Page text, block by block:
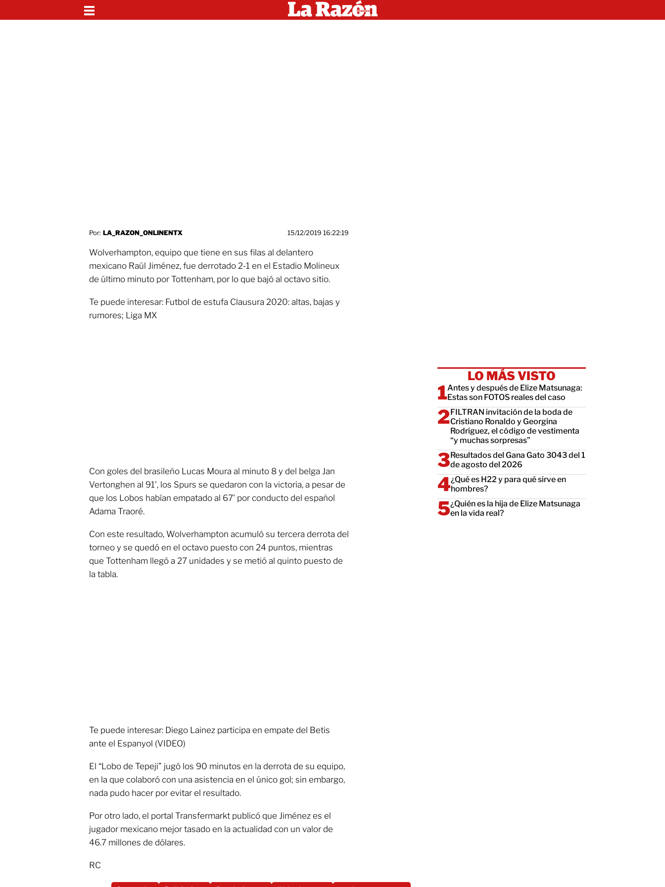
Por: LA_RAZON_ONLINENTX 15/12/2019 16:22:19
Wolverhampton, equipo que tiene en sus filas al delantero
mexicano Raúl Jiménez, fue derrotado 2-1 en el Estadio Molineux
de último minuto por Tottenham, por lo que bajó al octavo sitio.
Te puede interesar: Futbol de estufa Clausura 2020: altas, bajas y
rumores; Liga MX
Con goles del brasileño Lucas Moura al minuto 8 y del belga Jan
Vertonghen al 91', los Spurs se quedaron con la victoria, a pesar de
que los Lobos habían empatado al 67' por conducto del español
Adama Traoré.
Con este resultado, Wolverhampton acumuló su tercera derrota del
torneo y se quedó en el octavo puesto con 24 puntos, mientras
que Tottenham llegó a 27 unidades y se metió al quinto puesto de
la tabla.
Te puede interesar: Diego Lainez participa en empate del Betis
ante el Espanyol (VIDEO)
El “Lobo de Tepeji” jugó los 90 minutos en la derrota de su equipo,
en la que colaboró con una asistencia en el único gol; sin embargo,
nada pudo hacer por evitar el resultado.
Por otro lado, el portal Transfermarkt publicó que Jiménez es el
jugador mexicano mejor tasado en la actualidad con un valor de
46.7 millones de dólares.
RC
LO MÁS VISTO
Antes y después de Elize Matsunaga:
Estas son FOTOS reales del caso
FILTRAN invitación de la boda de
Cristiano Ronaldo y Georgina
Rodríguez, el código de vestimenta
“y muchas sorpresas”
Resultados del Gana Gato 3043 del 1
de agosto del 2026
¿Qué es H22 y para qué sirve en
hombres?
¿Quién es la hija de Elize Matsunaga
en la vida real?